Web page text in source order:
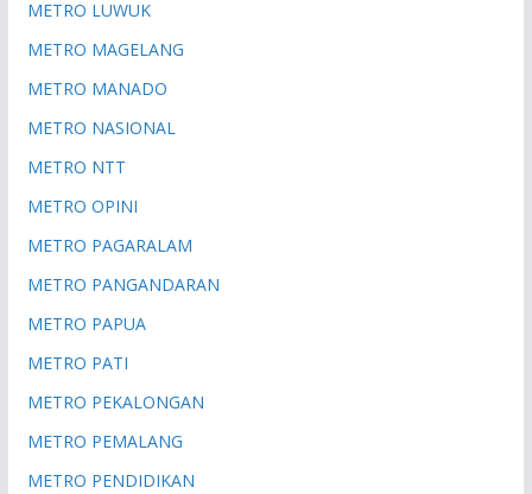
METRO LUWUK
METRO MAGELANG
METRO MANADO
METRO NASIONAL
METRO NTT
METRO OPINI
METRO PAGARALAM
METRO PANGANDARAN
METRO PAPUA
METRO PATI
METRO PEKALONGAN
METRO PEMALANG
METRO PENDIDIKAN